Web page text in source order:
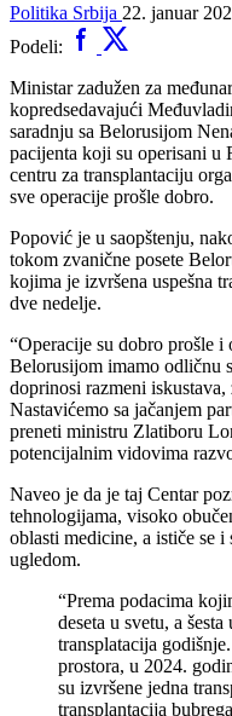
Politika Srbija 22. januar
Podeli:
Ministar zadužen za
kopredsedavajući
saradnju sa Belorusijom
pacijenta koji su operisani u
centru za transplantaciju
sve operacije prošle dobro.
Popović je u saopštenju,
tokom zvanične posete
kojima je izvršena uspešna
dve nedelje.
“Operacije su dobro prošle i
Belorusijom imamo odličnu
doprinosi razmeni
Nastavićemo sa jačanjem
preneti ministru Zlatiboru
potencijalnim vidovima
Naveo je da je taj Centar
tehnologijama, visoko
oblasti medicine, a ističe se
ugledom.
“Prema podacima
deseta u svetu, a
transplatacija
prostora, u 2024.
su izvršene jedna
transplantacija